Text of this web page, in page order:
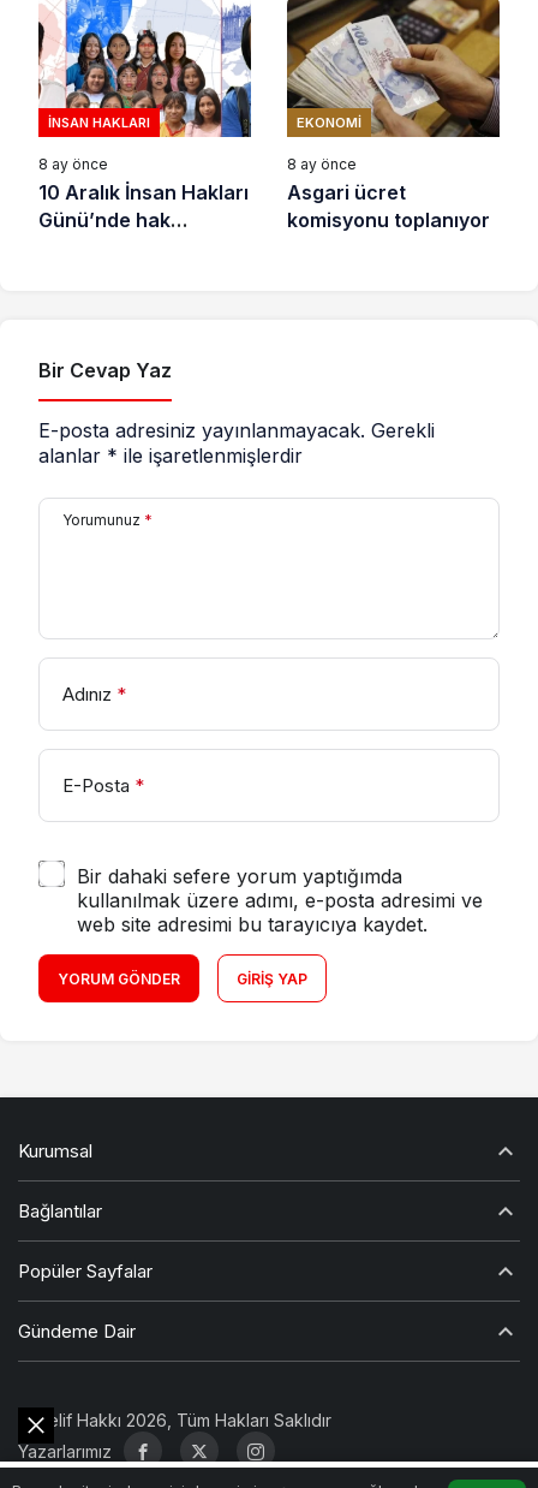
geçirildi
İNSAN HAKLARI
8 ay önce
10 Aralık İnsan Hakları
Günü’nde hak
EKONOMI
8 ay önce
Asgari ücret
komisyonu toplanıyor
Bir Cevap Yaz
E-posta adresiniz yayınlanmayacak. Gerekli
alanlar * ile işaretlenmişlerdir
Yorumunuz *
Adınız *
E-Posta *
Bir dahaki sefere yorum yaptığımda
kullanılmak üzere adımı, e-posta adresimi ve
web site adresimi bu tarayıcıya kaydet.
YORUM GÖNDER GIRIŞ YAP
Kurumsal
Bağlantılar
Popüler Sayfalar
Gündeme Dair
© Telif Hakkı 2026, Tüm Hakları Saklıdır
Yazarlarımız
0